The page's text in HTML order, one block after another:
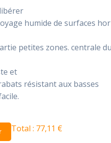
humide de surfaces
petites zones. centrale
et
résistant aux basses
Total : 77,11 €